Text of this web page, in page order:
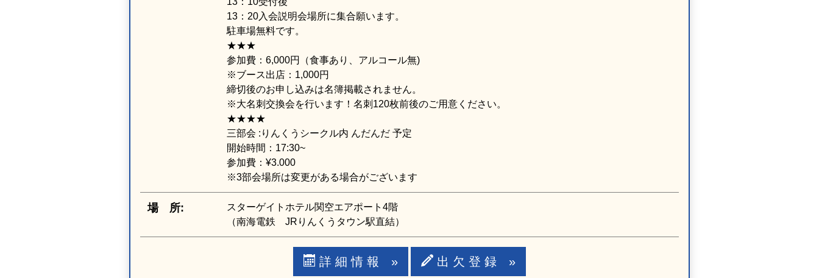
13：20入会説明会場所に集合願います。
駐車場無料です。
★★★
参加費：6,000円（食事あり、アルコール無)
※ブース出店：1,000円
締切後のお申し込みは名簿掲載されません。
※大名刺交換会を行います！名刺120枚前後のご用意ください。
★★★★
三部会 :りんくうシークル内 んだんだ 予定
開始時間：17:30~
参加費：¥3.000
※3部会場所は変更がある場合がございます
場 所:
スターゲイトホテル関空エアポート4階
（南海電鉄 JRりんくうタウン駅直結）
詳 細 情 報 » 出 欠 登 録 »